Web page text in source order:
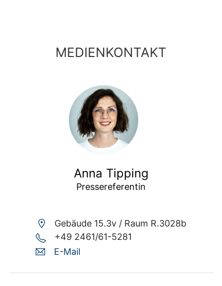
MEDIENKONTAKT
Anna Tipping
Pressereferentin
Gebäude 15.3v / Raum R.3028b
+49 2461/61-5281
E-Mail